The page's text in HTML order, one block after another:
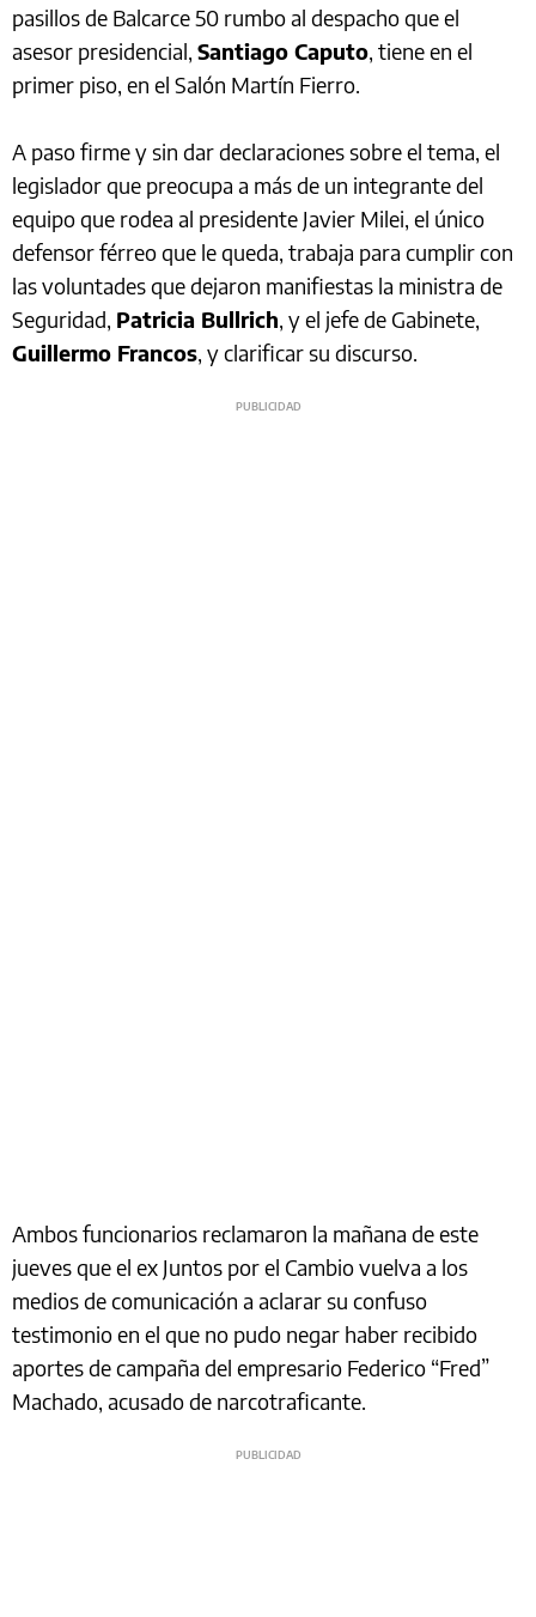
pasillos de Balcarce 50 rumbo al despacho que el
asesor presidencial, Santiago Caputo, tiene en el
primer piso, en el Salón Martín Fierro.
A paso firme y sin dar declaraciones sobre el tema, el
legislador que preocupa a más de un integrante del
equipo que rodea al presidente Javier Milei, el único
defensor férreo que le queda, trabaja para cumplir con
las voluntades que dejaron manifiestas la ministra de
Seguridad, Patricia Bullrich, y el jefe de Gabinete,
Guillermo Francos, y clarificar su discurso.
Ambos funcionarios reclamaron la mañana de este
jueves que el ex Juntos por el Cambio vuelva a los
medios de comunicación a aclarar su confuso
testimonio en el que no pudo negar haber recibido
aportes de campaña del empresario Federico “Fred”
Machado, acusado de narcotraficante.